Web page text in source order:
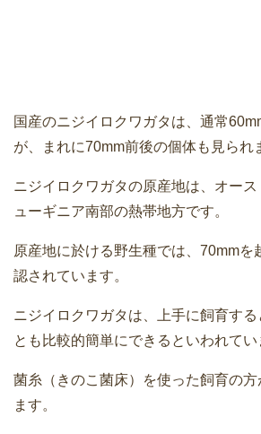
国産のニジイロクワガタは、通常
が、まれに70mm前後の個体も見られ
ニジイロクワガタの原産地は、オー
ューギニア南部の熱帯地方です。
原産地に於ける野生種では、70mmを
認されています。
ニジイロクワガタは、上手に飼育する
とも比較的簡単にできるといわれてい
菌糸（きのこ菌床）を使った飼育の
ます。